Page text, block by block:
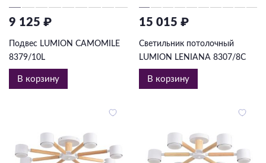
9 125 ₽
Подвес LUMION CAMOMILE
8379/10L
В корзину
15 015 ₽
Светильник потолочный
LUMION LENIANA 8307/8C
В корзину